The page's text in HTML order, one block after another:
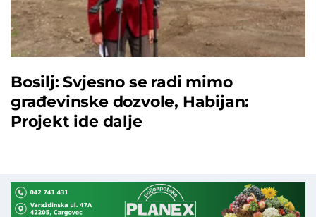
Bosilj: Svjesno se radi mimo
građevinske dozvole, Habijan:
Projekt ide dalje